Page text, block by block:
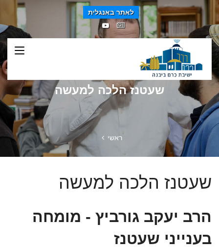
לאתר באנגלית
שעטנז הלכה למעשה
ראשי
שעטנז הלכה למעשה
הרב יעקב גורביץ - מומחה
בענייני שעטנז